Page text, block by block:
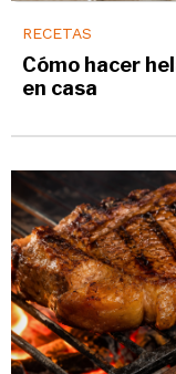
RECETAS
Cómo hacer
en casa